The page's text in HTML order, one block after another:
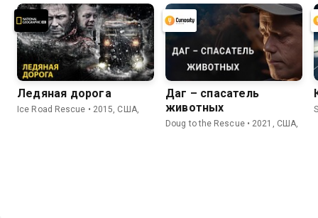
Ледяная дорога
Ice Road Rescue • 2015, США,
Даг – спасатель
животных
Doug to the Rescue • 2021, США,